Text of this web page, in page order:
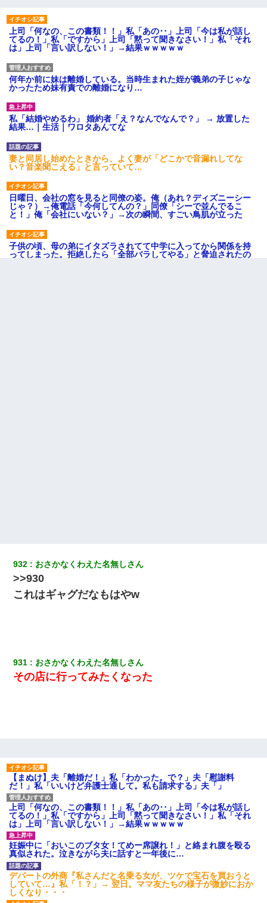
上司「何なの、この書類！！」私「あの‥」上司「今は私が話し
てるの！」私「ですから」上司「黙って聞きなさい！」私「それ
は」上司「言い訳しない！」→結果ｗｗｗｗｗ
何年か前に妹は離婚している。当時生まれた姪が義弟の子じゃな
かったため妹有責での離婚になり…
私「結婚やめるわ」 婚約者「え？なんでなんで？」 → 放置した
結果…｜生活｜ワロタあんてな
妻と同居し始めたときから、よく妻が「どこかで音漏れしてな
い？音楽聞こえる」と言っていて…
日曜日、会社の窓を見ると同僚の姿。俺（あれ？ディズニーシー
じゃ？）→俺電話「今何してんの？」同僚「シーで並んでるこ
と！」俺「会社にいない？」→次の瞬間、すごい鳥肌が立った
子供の頃、母の弟にイタズラされてて中学に入ってから関係を持
ってしまった。拒絶したら「全部バラしてやる」と脅迫されたの
「パワハラを受けたから思い切って転職した」とSNSで呟いた
ら、速攻でパワハラかました元上司がLINEを送ってきた。
ナンパにほいほい付いていった私、地獄に落ちる
彼女(美人女医)にネックレスをプレゼント。「こんな安物を渡すく
らいなら、渡さないほうがマシだからね」→ ６０万したと話した
ら・・・
【衝撃】ある工場に配属すると、女の人がみんな退職してしま
う。会社「仕事がハードだし田舎で娯楽も少ないからキツイの
か…」→ 実際は違った
ミスした新人(
)に冗談で「行為させてくれたら許してあげる」
って言ったら・・・
宅飲みで女友達の乳を見てしまった・・・
932 おさかなくわえた名無しさん
>>930
これはギャグだなもはやw
931 おさかなくわえた名無しさん
その店に行ってみたくなった
【まぬけ】夫「離婚だ！」私「わかった。で？」夫「慰謝料
だ！」私「いいけど弁護士通して。私も請求する」夫「」
上司「何なの、この書類！！」私「あの‥」上司「今は私が話し
てるの！」私「ですから」上司「黙って聞きなさい！」私「それ
は」上司「言い訳しない！」→結果ｗｗｗｗｗ
妊娠中に「おいこのブタ女！てめー席譲れ！」と絡まれ腹を殴る
真似された。泣きながら夫に話すと一年後に…
デパートの外商『私さんだと名乗る女が、ツケで宝石を買おうと
していて…』私「！？」→ 翌日。ママ友たちの様子が微妙におか
しくなり・・・